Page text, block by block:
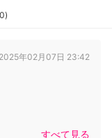
0)
2025年02月07日 23:42
すべて見る